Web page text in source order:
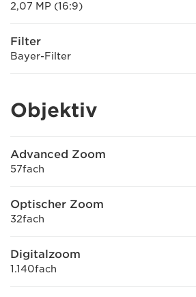
2,07 MP (16:9)
Filter
Bayer-Filter
Objektiv
Advanced Zoom
57fach
Optischer Zoom
32fach
Digitalzoom
1.140fach